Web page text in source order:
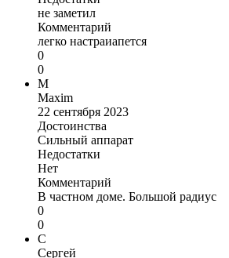
не заметил
Комментарий
легко настраиапется
0
0
M
Maxim
22 сентября 2023
Достоинства
Сильный аппарат
Недостатки
Нет
Комментарий
В частном доме. Большой радиус
0
0
С
Сергей